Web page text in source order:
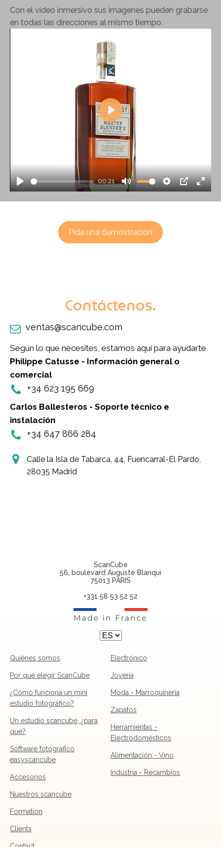
Con el vídeo inmersivo sus imágenes pueden grabarse
en todas las direcciones al mismo tiempo.
Play
00:21
Mute Settings
PIP Enter
Play
Pida una demostración
Contáctenos.
ventas@scancube.com
Según lo que necesites, estamos aquí para ayudarte
Philippe Catusse - Información general o
comercial
+34 623 195 669
Carlos Ballesteros - Soporte técnico e
instalación
+34 647 866 284
Calle la Isla de Tabarca, 44, Fuencarral-El Pardo,
28035 Madrid
ScanCube
56, boulevard Auguste Blanqui
75013 PARIS
+331 58 53 52 52
Quiénes somos
Por qué elegir ScanCube
¿Cómo funciona un mini
estudio fotográfico?
Un estudio scancube, ¿para
qué?
Software fotografico
easyscancube
Accesorios
Nuestros scancube
Formation
Clients
Electrónico
Joyería
Moda - Marroquinería
Zapatos
Herramientas -
Electrodomésticos
Alimentación - Vino
Industria - Recambios